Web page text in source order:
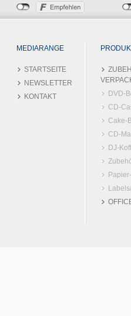
MEDIARANGE
STARTSEITE
NEWSLETTER
KONTAKT
DVD-
CD-
Cake-
CD-
DJ-